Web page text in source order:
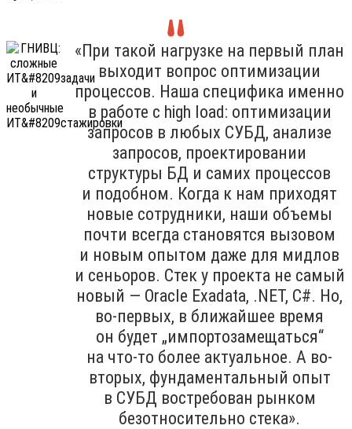
«При такой нагрузке на первый план
выходит вопрос оптимизации
процессов. Наша специфика именно
в работе с high load: оптимизации
запросов в любых СУБД, анализе
запросов, проектировании
структуры БД и самих процессов
и подобном. Когда к нам приходят
новые сотрудники, наши объемы
почти всегда становятся вызовом
и новым опытом даже для мидлов
и сеньоров. Стек у проекта не самый
новый — Oracle Exadata, .NET, C#. Но,
во-первых, в ближайшее время
он будет „импортозамещаться“
на что-то более актуальное. А во-
вторых, фундаментальный опыт
в СУБД востребован рынком
безотносительно стека».